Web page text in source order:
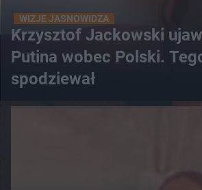
WIZJE JASNOWIDZA
Krzysztof Jackowski
Putina wobec Polski.
spodziewał